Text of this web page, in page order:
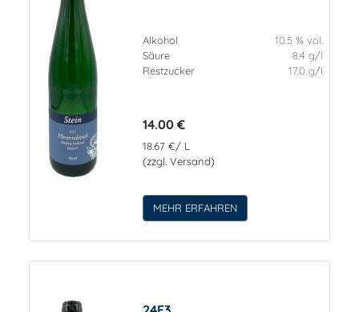
Alkohol
10.5 % vol.
Säure
8.4 g/l
Restzucker
17.0 g/l
14.00 €
18.67 €/ L
(zzgl. Versand)
MEHR ERFAHREN